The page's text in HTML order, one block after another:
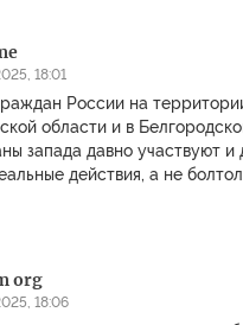
18:01
России на
области и в
запада давно участвуют
действия, а не
org
18:06